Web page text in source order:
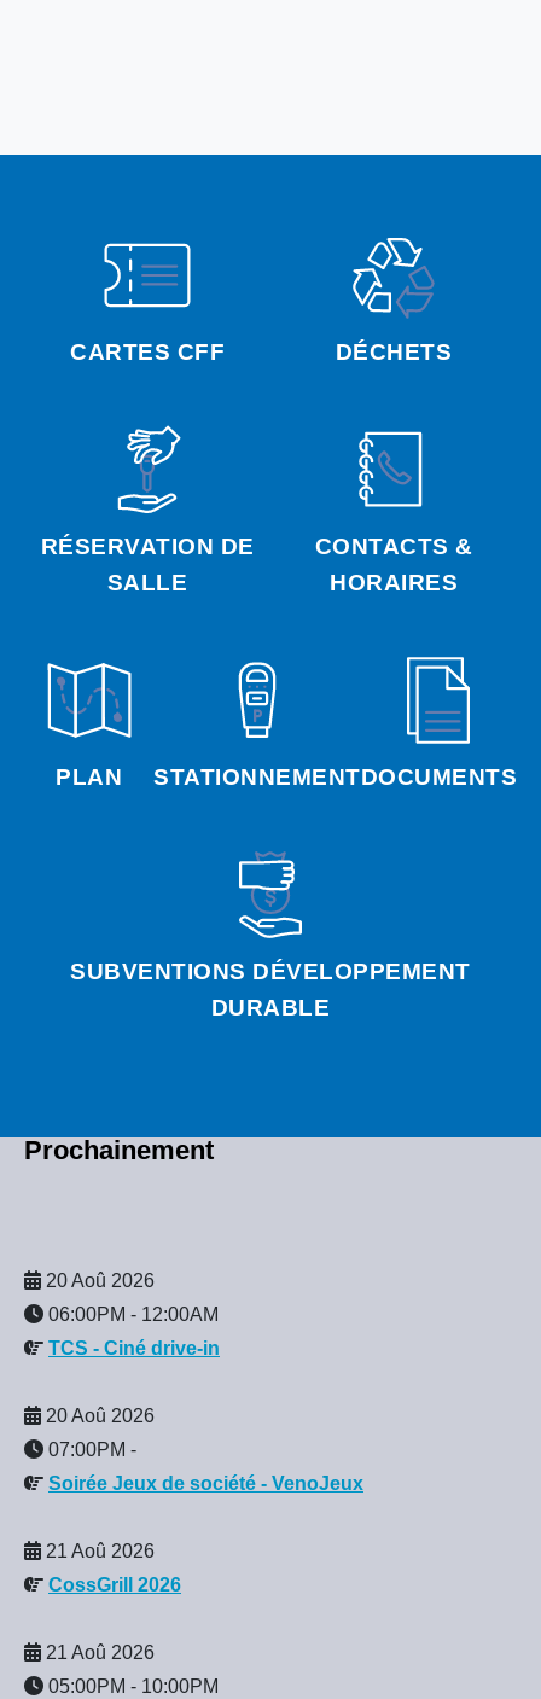
CARTES CFF DÉCHETS
RÉSERVATION DE
SALLE
CONTACTS &
HORAIRES
PLAN STATIONNEMENTDOCUMENTS
SUBVENTIONS DÉVELOPPEMENT
DURABLE
Prochainement
20 Aoû 2026
06:00PM - 12:00AM
TCS - Ciné drive-in
20 Aoû 2026
07:00PM -
Soirée Jeux de société - VenoJeux
21 Aoû 2026
CossGrill 2026
21 Aoû 2026
05:00PM - 10:00PM